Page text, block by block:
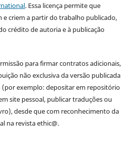
. Essa licença permite que
e criem a partir do trabalho publicado,
crédito de autoria e à publicação
para firmar contratos adicionais,
não exclusiva da versão publicada
exemplo: depositar em repositório
site pessoal, publicar traduções ou
desde que com reconhecimento da
na revista ethic@.